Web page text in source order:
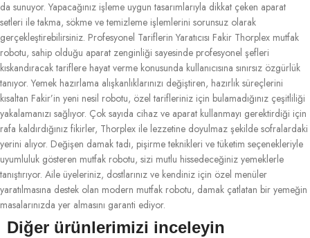
da sunuyor. Yapacağınız işleme uygun tasarımlarıyla dikkat çeken aparat
setleri ile takma, sökme ve temizleme işlemlerini sorunsuz olarak
gerçekleştirebilirsiniz. Profesyonel Tariflerin Yaratıcısı Fakir Thorplex mutfak
robotu, sahip olduğu aparat zenginliği sayesinde profesyonel şefleri
kıskandıracak tariflere hayat verme konusunda kullanıcısına sınırsız özgürlük
tanıyor. Yemek hazırlama alışkanlıklarınızı değiştiren, hazırlık süreçlerini
kısaltan Fakir’in yeni nesil robotu, özel tarifleriniz için bulamadığınız çeşitliliği
yakalamanızı sağlıyor. Çok sayıda cihaz ve aparat kullanmayı gerektirdiği için
rafa kaldırdığınız fikirler, Thorplex ile lezzetine doyulmaz şekilde sofralardaki
yerini alıyor. Değişen damak tadı, pişirme teknikleri ve tüketim seçenekleriyle
uyumluluk gösteren mutfak robotu, sizi mutlu hissedeceğiniz yemeklerle
tanıştırıyor. Aile üyeleriniz, dostlarınız ve kendiniz için özel menüler
yaratılmasına destek olan modern mutfak robotu, damak çatlatan bir yemeğin
masalarınızda yer almasını garanti ediyor.
Diğer ürünlerimizi inceleyin